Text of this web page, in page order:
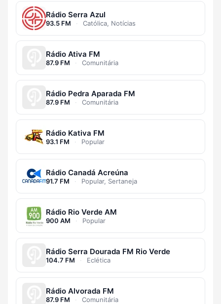
Rádio Serra Azul
93.5 FM · Católica, Notícias
Rádio Ativa FM
87.9 FM · Comunitária
Rádio Pedra Aparada FM
87.9 FM · Comunitária
Rádio Kativa FM
93.1 FM · Popular
Rádio Canadá Acreúna
91.7 FM · Popular, Sertaneja
Rádio Rio Verde AM
900 AM · Popular
Rádio Serra Dourada FM Rio Verde
104.7 FM · Eclética
Rádio Alvorada FM
87.9 FM · Comunitária